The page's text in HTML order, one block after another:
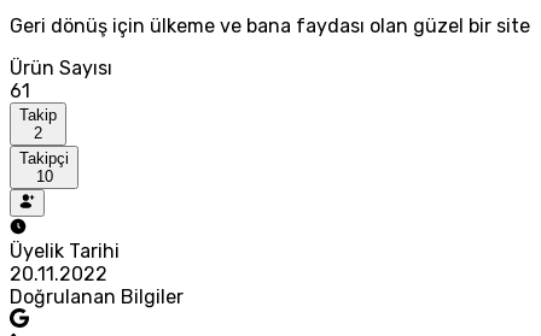
Geri dönüş için ülkeme ve bana faydası olan güzel bir site
Ürün Sayısı
61
Takip
2
Takipçi
10
Üyelik Tarihi
20.11.2022
Doğrulanan Bilgiler